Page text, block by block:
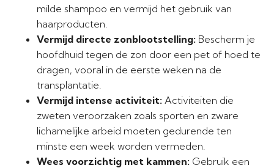
milde shampoo en vermijd het gebruik van
haarproducten.
Vermijd directe zonblootstelling: Bescherm je
hoofdhuid tegen de zon door een pet of hoed te
dragen, vooral in de eerste weken na de
transplantatie.
Vermijd intense activiteit: Activiteiten die
zweten veroorzaken zoals sporten en zware
lichamelijke arbeid moeten gedurende ten
minste een week worden vermeden.
Wees voorzichtig met kammen: Gebruik een